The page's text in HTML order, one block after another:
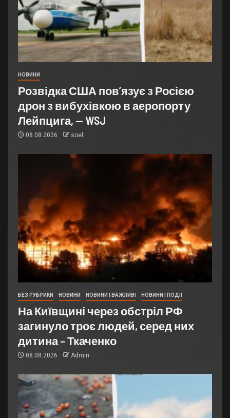
НОВИНИ
Розвідка США пов’язує з Росією
дрон з вибухівкою в аеропорту
Лейпцига, — WSJ
08.08.2026 soel
БЕЗ РУБРИКИ НОВИНИ НОВИНИ | ВАЖЛИВІ НОВИНИ | ПОДІЇ
На Київщині через обстріл РФ
загинуло троє людей, серед них
дитина – Ткаченко
08.08.2026 Admin